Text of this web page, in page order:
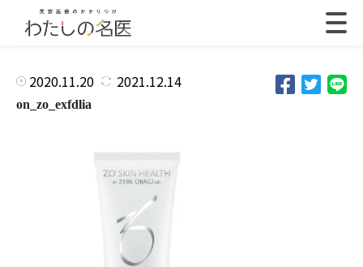
2020.11.20 2021.12.14
on_zo_exfdlia